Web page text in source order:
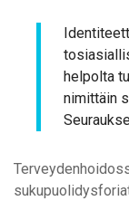
helpolta
nimittäin